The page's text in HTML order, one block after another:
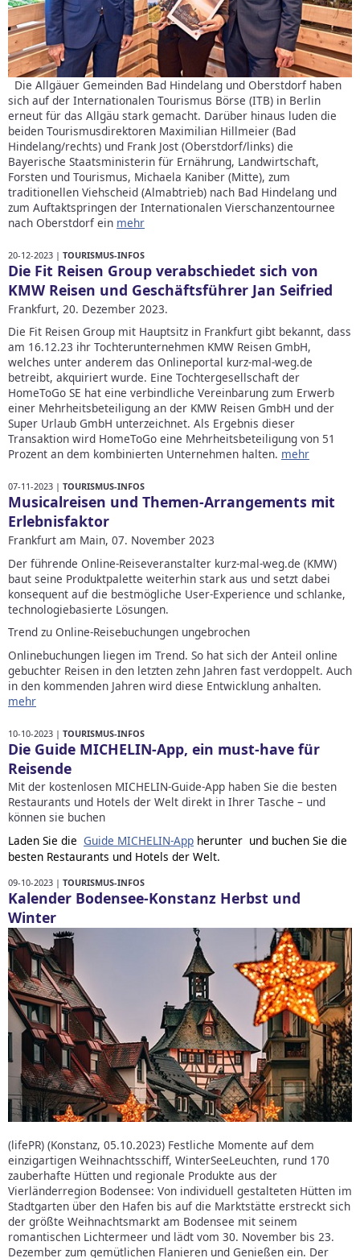
Die Allgäuer Gemeinden Bad Hindelang und Oberstdorf haben
sich auf der Internationalen Tourismus Börse (ITB) in Berlin
erneut für das Allgäu stark gemacht. Darüber hinaus luden die
beiden Tourismusdirektoren Maximilian Hillmeier (Bad
Hindelang/rechts) und Frank Jost (Oberstdorf/links) die
Bayerische Staatsministerin für Ernährung, Landwirtschaft,
Forsten und Tourismus, Michaela Kaniber (Mitte), zum
traditionellen Viehscheid (Almabtrieb) nach Bad Hindelang und
zum Auftaktspringen der Internationalen Vierschanzentournee
nach Oberstdorf ein mehr
20-12-2023 | TOURISMUS-INFOS
Die Fit Reisen Group verabschiedet sich von
KMW Reisen und Geschäftsführer Jan Seifried
Frankfurt, 20. Dezember 2023.
Die Fit Reisen Group mit Hauptsitz in Frankfurt gibt bekannt, dass
am 16.12.23 ihr Tochterunternehmen KMW Reisen GmbH,
welches unter anderem das Onlineportal kurz-mal-weg.de
betreibt, akquiriert wurde. Eine Tochtergesellschaft der
HomeToGo SE hat eine verbindliche Vereinbarung zum Erwerb
einer Mehrheitsbeteiligung an der KMW Reisen GmbH und der
Super Urlaub GmbH unterzeichnet. Als Ergebnis dieser
Transaktion wird HomeToGo eine Mehrheitsbeteiligung von 51
Prozent an dem kombinierten Unternehmen halten. mehr
07-11-2023 | TOURISMUS-INFOS
Musicalreisen und Themen-Arrangements mit
Erlebnisfaktor
Frankfurt am Main, 07. November 2023
Der führende Online-Reiseveranstalter kurz-mal-weg.de (KMW)
baut seine Produktpalette weiterhin stark aus und setzt dabei
konsequent auf die bestmögliche User-Experience und schlanke,
technologiebasierte Lösungen.
Trend zu Online-Reisebuchungen ungebrochen
Onlinebuchungen liegen im Trend. So hat sich der Anteil online
gebuchter Reisen in den letzten zehn Jahren fast verdoppelt. Auch
in den kommenden Jahren wird diese Entwicklung anhalten.
mehr
10-10-2023 | TOURISMUS-INFOS
Die Guide MICHELIN-App, ein must-have für
Reisende
Mit der kostenlosen MICHELIN-Guide-App haben Sie die besten
Restaurants und Hotels der Welt direkt in Ihrer Tasche – und
können sie buchen
Laden Sie die Guide MICHELIN-App herunter und buchen Sie die
besten Restaurants und Hotels der Welt.
09-10-2023 | TOURISMUS-INFOS
Kalender Bodensee-Konstanz Herbst und
Winter
(lifePR) (Konstanz, 05.10.2023) Festliche Momente auf dem
einzigartigen Weihnachtsschiff, WinterSeeLeuchten, rund 170
zauberhafte Hütten und regionale Produkte aus der
Vierländerregion Bodensee: Von individuell gestalteten Hütten im
Stadtgarten über den Hafen bis auf die Marktstätte erstreckt sich
der größte Weihnachtsmarkt am Bodensee mit seinem
romantischen Lichtermeer und lädt vom 30. November bis 23.
Dezember zum gemütlichen Flanieren und Genießen ein. Der